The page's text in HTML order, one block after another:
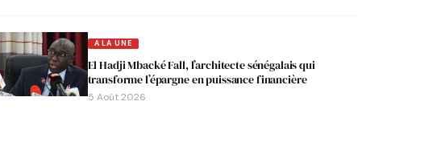
A LA UNE
El Hadji Mbacké Fall, l’architecte sénégalais qui
transforme l’épargne en puissance financière
5 Août 2026